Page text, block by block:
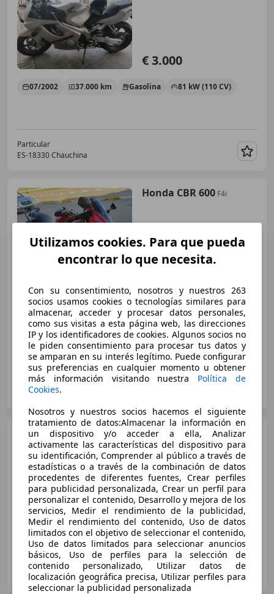
€ 3.000
07/2002 37.000 km Gasolina 81 kW (110 CV)
Particular
ES-18330 Chauchina
Honda CBR 600 F4i
€ 3.300
04/2005 57.000 km Gasolina 81 kW (110 CV)
Particular
ES-25003 Lleida
Honda CBR 600
€ 4.000
05/2005 58.800 km Gasolina 86 kW (117 CV)
Particular
ES-08840 Viladecans
Utilizamos cookies. Para que pueda
encontrar lo que necesita.
Con su consentimiento, nosotros y nuestros 263
socios usamos cookies o tecnologías similares para
almacenar, acceder y procesar datos personales,
como sus visitas a esta página web, las direcciones
IP y los identificadores de cookies. Algunos socios no
le piden consentimiento para procesar tus datos y
se amparan en su interés legítimo. Puede configurar
sus preferencias en cualquier momento u obtener
más información visitando nuestra Política de
Cookies.
Nosotros y nuestros socios hacemos el siguiente
tratamiento de datos:Almacenar la información en
un dispositivo y/o acceder a ella, Analizar
activamente las características del dispositivo para
su identificación, Comprender al público a través de
estadísticas o a través de la combinación de datos
procedentes de diferentes fuentes, Crear perfiles
para publicidad personalizada, Crear un perfil para
personalizar el contenido, Desarrollo y mejora de los
servicios, Medir el rendimiento de la publicidad,
Medir el rendimiento del contenido, Uso de datos
limitados con el objetivo de seleccionar el contenido,
Uso de datos limitados para seleccionar anuncios
básicos, Uso de perfiles para la selección de
contenido personalizado, Utilizar datos de
localización geográfica precisa, Utilizar perfiles para
seleccionar la publicidad personalizada